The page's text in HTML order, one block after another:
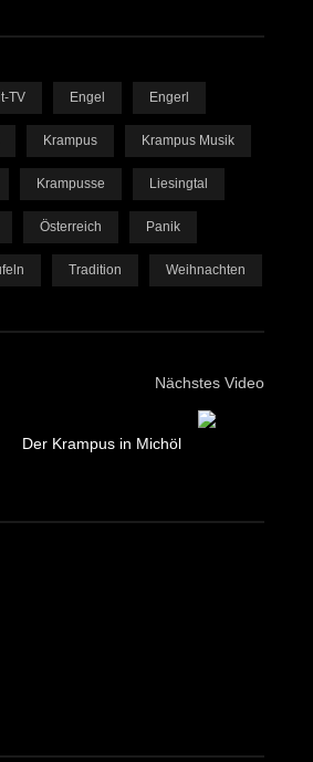
TV Engel Engerl
Krampus Krampus Musik
Krampusse Liesingtal
Österreich Panik
Tradition Weihnachten
Nächstes Video
Der Krampus in Michöl